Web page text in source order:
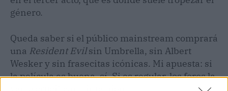
género.
Queda saber si el público mainstream comprará
una Resident Evilsin Umbrella, sin Albert
Wesker y sin frasecitas icónicas. Mi apuesta: si
la película es buena, sí. Si es regular, los foros la